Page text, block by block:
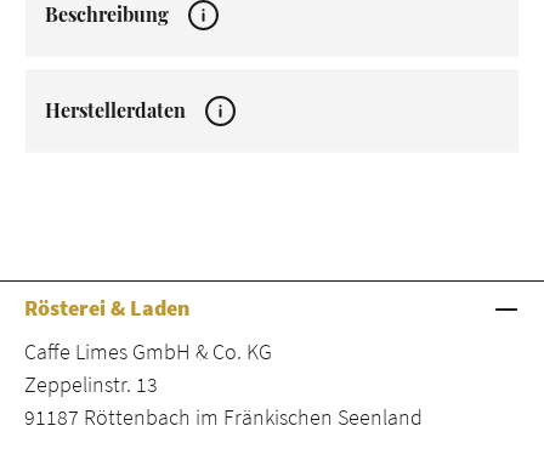
Beschreibung
Herstellerdaten
Rösterei & Laden
Caffe Limes GmbH & Co. KG
Zeppelinstr. 13
91187 Röttenbach im Fränkischen Seenland